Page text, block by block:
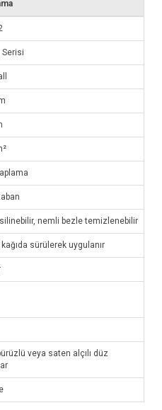
Serisi
nemli bezle temizlenebilir
sürülerek uygulanır
veya saten alçılı düz